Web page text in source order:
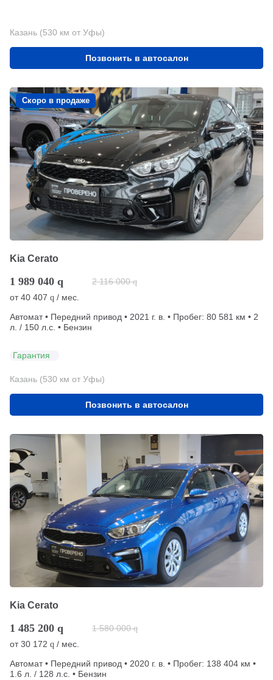
Казань (530 км от Уфы)
Позвонить в автосалон
Скоро в продаже
Kia Cerato
1 989 040 q 2 116 000 q
от40 407 q / мес.
Автомат • Передний привод • 2021 г. в. • Пробег: 80 581 км • 2
л. / 150 л.с. • Бензин
Гарантия
Казань (530 км от Уфы)
Позвонить в автосалон
Kia Cerato
1 485 200 q 1 580 000 q
от30 172 q / мес.
Автомат • Передний привод • 2020 г. в. • Пробег: 138 404 км •
1.6 л. / 128 л.с. • Бензин